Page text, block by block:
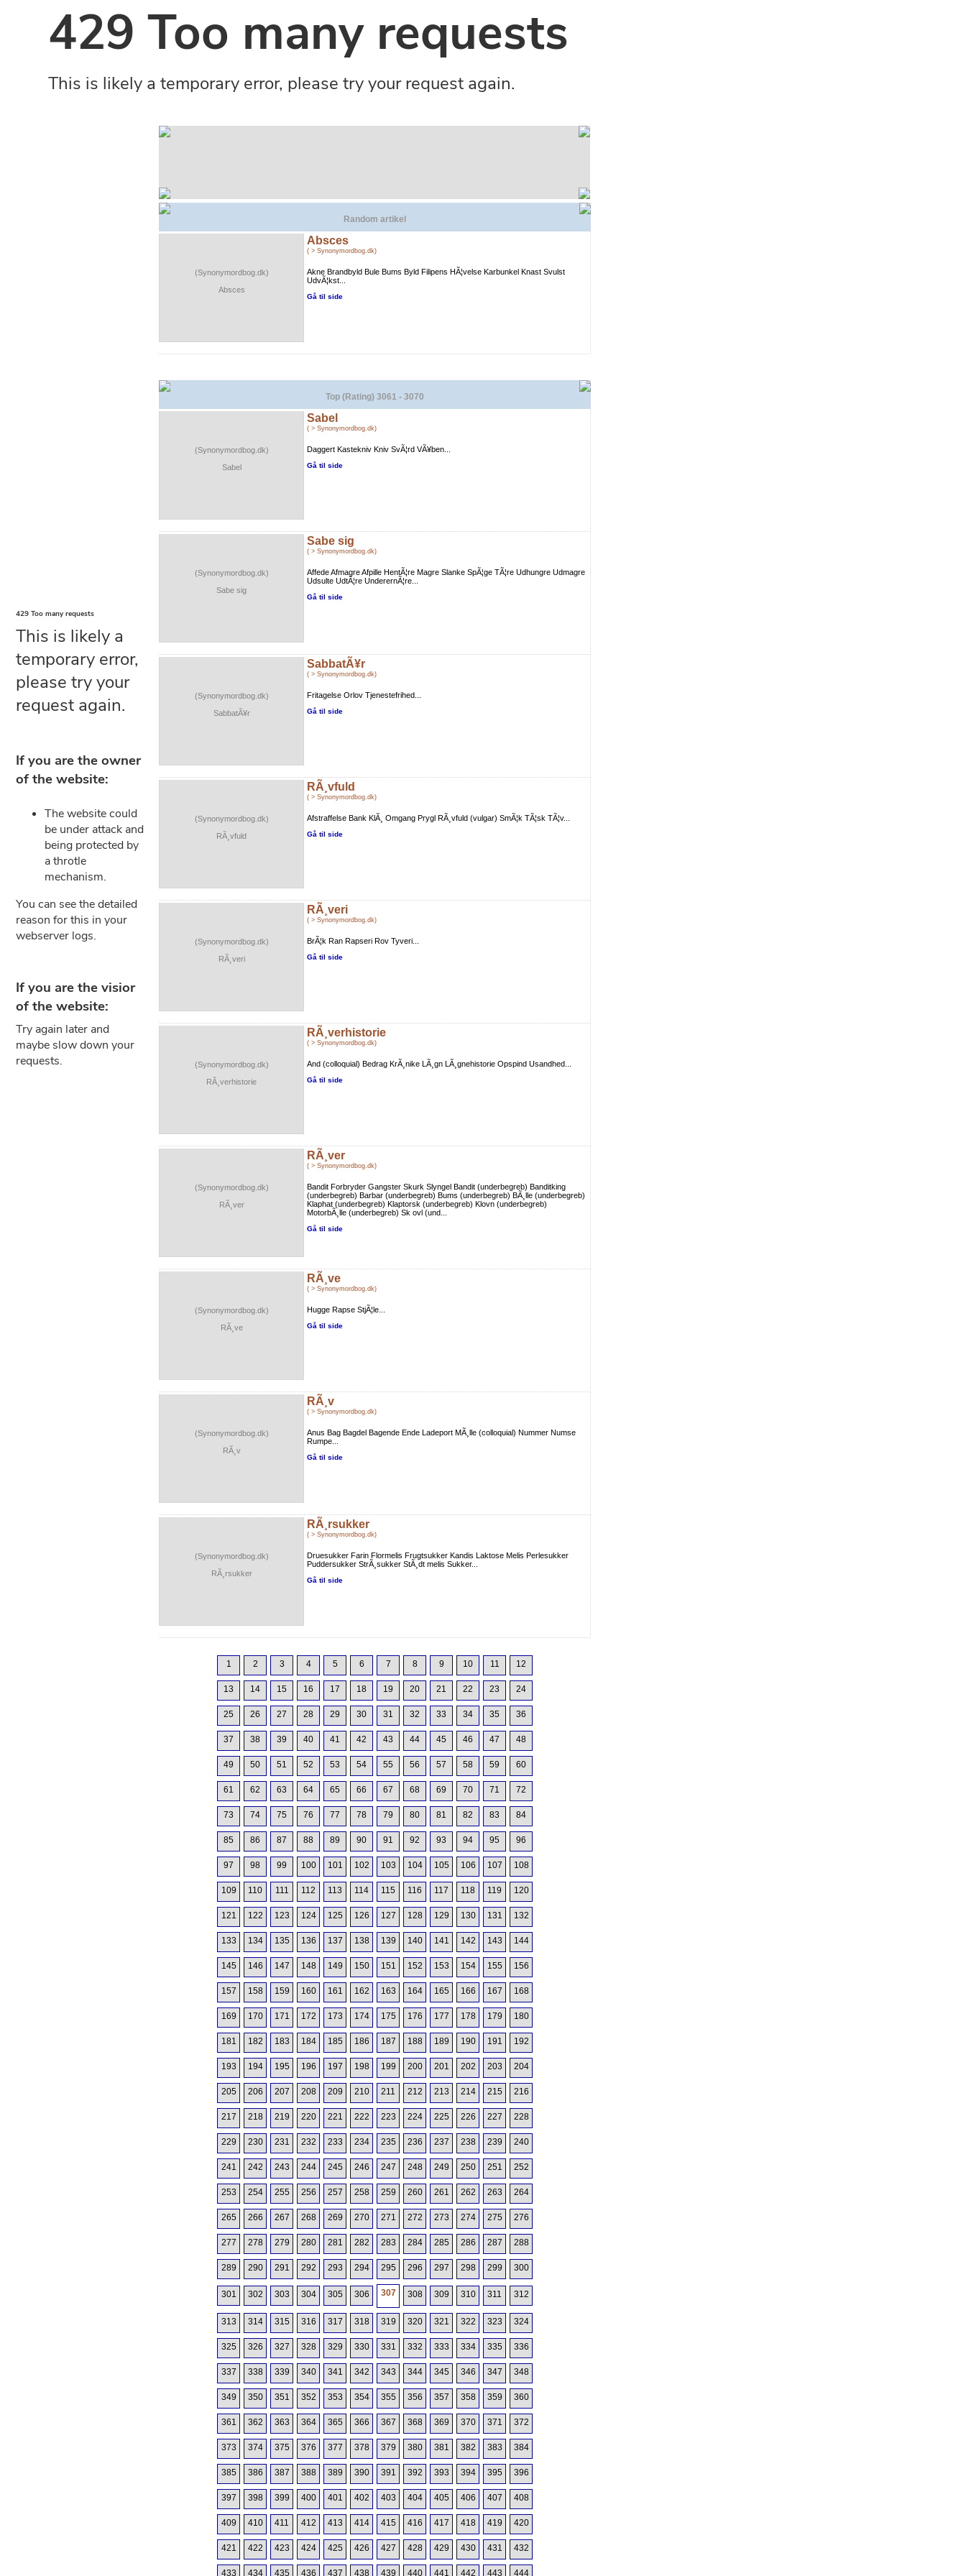
Random artikel
(Synonymordbog.dk)
Absces
Absces
( > Synonymordbog.dk)
Akne Brandbyld Bule Bums Byld Filipens HÃ¦velse Karbunkel Knast Svulst
UdvÃ¦kst...
Gå til side
Top (Rating) 3061 - 3070
(Synonymordbog.dk)
Sabel
Sabel
( > Synonymordbog.dk)
Daggert Kastekniv Kniv SvÃ¦rd VÃ¥ben...
Gå til side
(Synonymordbog.dk)
Sabe sig
Sabe sig
( > Synonymordbog.dk)
Affede Afmagre Afpille HentÃ¦re Magre Slanke SpÃ¦ge TÃ¦re Udhungre Udmagre
Udsulte UdtÃ¦re UnderernÃ¦re...
Gå til side
(Synonymordbog.dk)
SabbatÃ¥r
SabbatÃ¥r
( > Synonymordbog.dk)
Fritagelse Orlov Tjenestefrihed...
Gå til side
(Synonymordbog.dk)
RÃ¸vfuld
RÃ¸vfuld
( > Synonymordbog.dk)
Afstraffelse Bank KlÃ¸ Omgang Prygl RÃ¸vfuld (vulgar) SmÃ¦k TÃ¦sk TÃ¦v...
Gå til side
(Synonymordbog.dk)
RÃ¸veri
RÃ¸veri
( > Synonymordbog.dk)
BrÃ¦k Ran Rapseri Rov Tyveri...
Gå til side
(Synonymordbog.dk)
RÃ¸verhistorie
RÃ¸verhistorie
( > Synonymordbog.dk)
And (colloquial) Bedrag KrÃ¸nike LÃ¸gn LÃ¸gnehistorie Opspind Usandhed...
Gå til side
(Synonymordbog.dk)
RÃ¸ver
RÃ¸ver
( > Synonymordbog.dk)
Bandit Forbryder Gangster Skurk Slyngel Bandit (underbegreb) Banditking
(underbegreb) Barbar (underbegreb) Bums (underbegreb) BÃ¸lle (underbegreb)
Klaphat (underbegreb) Klaptorsk (underbegreb) Klovn (underbegreb)
MotorbÃ¸lle (underbegreb) Sk ovl (und...
Gå til side
(Synonymordbog.dk)
RÃ¸ve
RÃ¸ve
( > Synonymordbog.dk)
Hugge Rapse StjÃ¦le...
Gå til side
(Synonymordbog.dk)
RÃ¸v
RÃ¸v
( > Synonymordbog.dk)
Anus Bag Bagdel Bagende Ende Ladeport MÃ¸lle (colloquial) Nummer Numse
Rumpe...
Gå til side
(Synonymordbog.dk)
RÃ¸rsukker
RÃ¸rsukker
( > Synonymordbog.dk)
Druesukker Farin Flormelis Frugtsukker Kandis Laktose Melis Perlesukker
Puddersukker StrÃ¸sukker StÃ¸dt melis Sukker...
Gå til side
1 2 3 4 5 6 7 8 9 10 11 12
13 14 15 16 17 18 19 20 21 22 23 24
25 26 27 28 29 30 31 32 33 34 35 36
37 38 39 40 41 42 43 44 45 46 47 48
49 50 51 52 53 54 55 56 57 58 59 60
61 62 63 64 65 66 67 68 69 70 71 72
73 74 75 76 77 78 79 80 81 82 83 84
85 86 87 88 89 90 91 92 93 94 95 96
97 98 99 100 101 102 103 104 105 106 107 108
109 110 111 112 113 114 115 116 117 118 119 120
121 122 123 124 125 126 127 128 129 130 131 132
133 134 135 136 137 138 139 140 141 142 143 144
145 146 147 148 149 150 151 152 153 154 155 156
157 158 159 160 161 162 163 164 165 166 167 168
169 170 171 172 173 174 175 176 177 178 179 180
181 182 183 184 185 186 187 188 189 190 191 192
193 194 195 196 197 198 199 200 201 202 203 204
205 206 207 208 209 210 211 212 213 214 215 216
217 218 219 220 221 222 223 224 225 226 227 228
229 230 231 232 233 234 235 236 237 238 239 240
241 242 243 244 245 246 247 248 249 250 251 252
253 254 255 256 257 258 259 260 261 262 263 264
265 266 267 268 269 270 271 272 273 274 275 276
277 278 279 280 281 282 283 284 285 286 287 288
289 290 291 292 293 294 295 296 297 298 299 300
301 302 303 304 305 306 307 308 309 310 311 312
313 314 315 316 317 318 319 320 321 322 323 324
325 326 327 328 329 330 331 332 333 334 335 336
337 338 339 340 341 342 343 344 345 346 347 348
349 350 351 352 353 354 355 356 357 358 359 360
361 362 363 364 365 366 367 368 369 370 371 372
373 374 375 376 377 378 379 380 381 382 383 384
385 386 387 388 389 390 391 392 393 394 395 396
397 398 399 400 401 402 403 404 405 406 407 408
409 410 411 412 413 414 415 416 417 418 419 420
421 422 423 424 425 426 427 428 429 430 431 432
433 434 435 436 437 438 439 440 441 442 443 444